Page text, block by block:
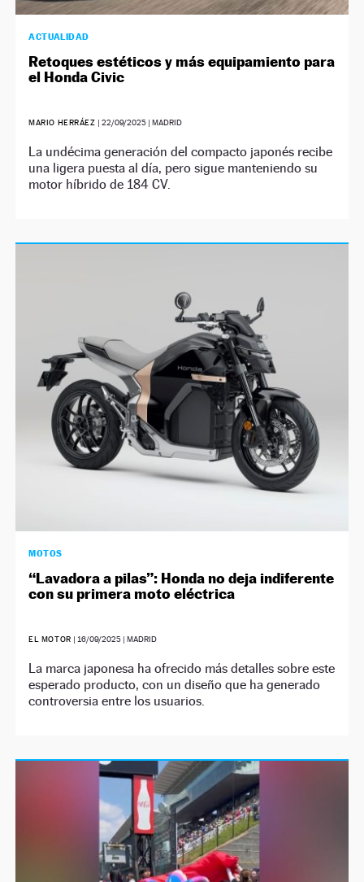
ACTUALIDAD
Retoques estéticos y más equipamiento para
el Honda Civic
MARIO HERRÁEZ |22/09/2025 | MADRID
La undécima generación del compacto japonés recibe
una ligera puesta al día, pero sigue manteniendo su
motor híbrido de 184 CV.
MOTOS
“Lavadora a pilas”: Honda no deja indiferente
con su primera moto eléctrica
EL MOTOR | 16/09/2025 | MADRID
La marca japonesa ha ofrecido más detalles sobre este
esperado producto, con un diseño que ha generado
controversia entre los usuarios.